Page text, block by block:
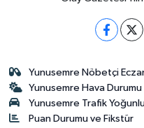
Yunusemre Nöbetçi
Yunusemre Hava Durumu
Yunusemre Trafik
Puan Durumu ve Fikstür